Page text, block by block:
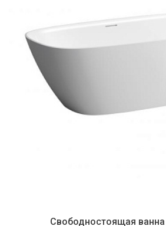
Свободностоящая ванна Laufen